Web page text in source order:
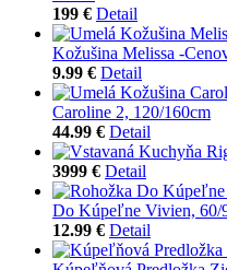
199 € Detail
Kožušina Melissa -
9.99 € Detail
Caroline 2, 120/160cm
44.99 € Detail
3999 € Detail
Do Kúpeľne Vivien, 60/
12.99 € Detail